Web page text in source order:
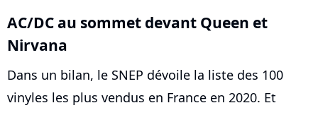
AC/DC au sommet devant Queen et
Nirvana
Dans un bilan, le SNEP dévoile la liste des 100
vinyles les plus vendus en France en 2020. Et